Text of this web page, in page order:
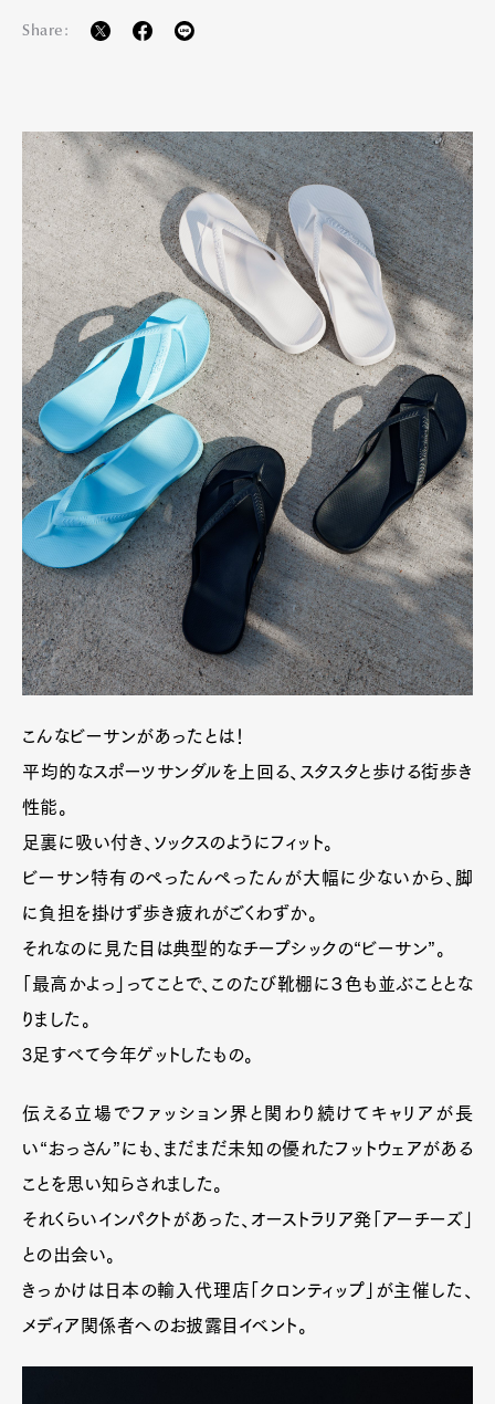
Share:
こんなビーサンがあったとは！
平均的なスポーツサンダルを上回る、スタスタと歩ける街歩き
性能。
足裏に吸い付き、ソックスのようにフィット。
ビーサン特有のぺったんぺったんが大幅に少ないから、脚
に負担を掛けず歩き疲れがごくわずか。
それなのに見た目は典型的なチープシックの“ビーサン”。
「最高かよっ」ってことで、このたび靴棚に３色も並ぶこととな
りました。
3足すべて今年ゲットしたもの。
伝える立場でファッション界と関わり続けてキャリアが長
い“おっさん”にも、まだまだ未知の優れたフットウェアがある
ことを思い知らされました。
それくらいインパクトがあった、オーストラリア発「アーチーズ」
との出会い。
きっかけは日本の輸入代理店「クロンティップ」が主催した、
メディア関係者へのお披露目イベント。